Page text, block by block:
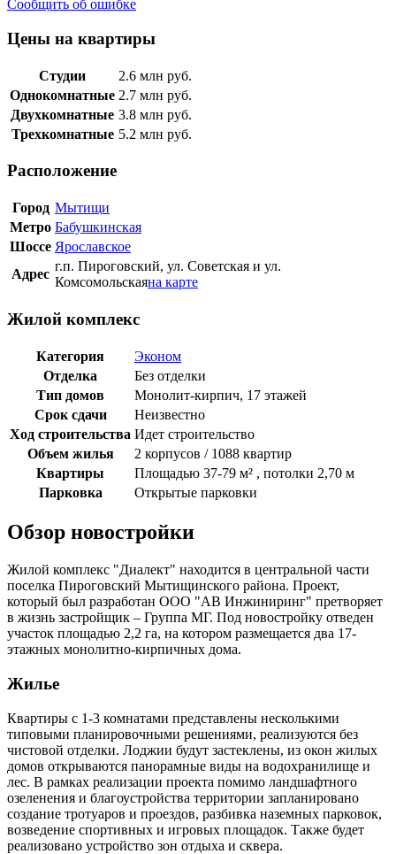
Сообщить об ошибке
Цены на квартиры
Студии 2.6 млн руб.
Однокомнатные 2.7 млн руб.
Двухкомнатные 3.8 млн руб.
Трехкомнатные 5.2 млн руб.
Расположение
Город Мытищи
Метро Бабушкинская
Шоссе Ярославское
Адрес
г.п. Пироговский, ул. Советская и ул.
Комсомольскаяна карте
Жилой комплекс
Категория
Эконом
Отделка
Без отделки
Тип домов
Монолит-кирпич, 17 этажей
Срок сдачи
Неизвестно
Ход строительства Идет строительство
Объем жилья
2 корпусов / 1088 квартир
Квартиры
Площадью 37-79 м² , потолки 2,70 м
Парковка
Открытые парковки
Обзор новостройки
Жилой комплекс "Диалект" находится в центральной части
поселка Пироговский Мытищинского района. Проект,
который был разработан ООО "АВ Инжиниринг" претворяет
в жизнь застройщик – Группа МГ. Под новостройку отведен
участок площадью 2,2 га, на котором размещается два 17-
этажных монолитно-кирпичных дома.
Жилье
Квартиры с 1-3 комнатами представлены несколькими
типовыми планировочными решениями, реализуются без
чистовой отделки. Лоджии будут застеклены, из окон жилых
домов открываются панорамные виды на водохранилище и
лес. В рамках реализации проекта помимо ландшафтного
озеленения и благоустройства территории запланировано
создание тротуаров и проездов, разбивка наземных парковок,
возведение спортивных и игровых площадок. Также будет
реализовано устройство зон отдыха и сквера.